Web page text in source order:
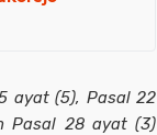
ayat (5), Pasal 22
Pasal 28 ayat (3)